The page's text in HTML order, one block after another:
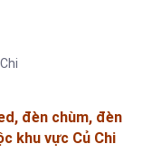
đèn chùm, đèn
khu vực Củ Chi